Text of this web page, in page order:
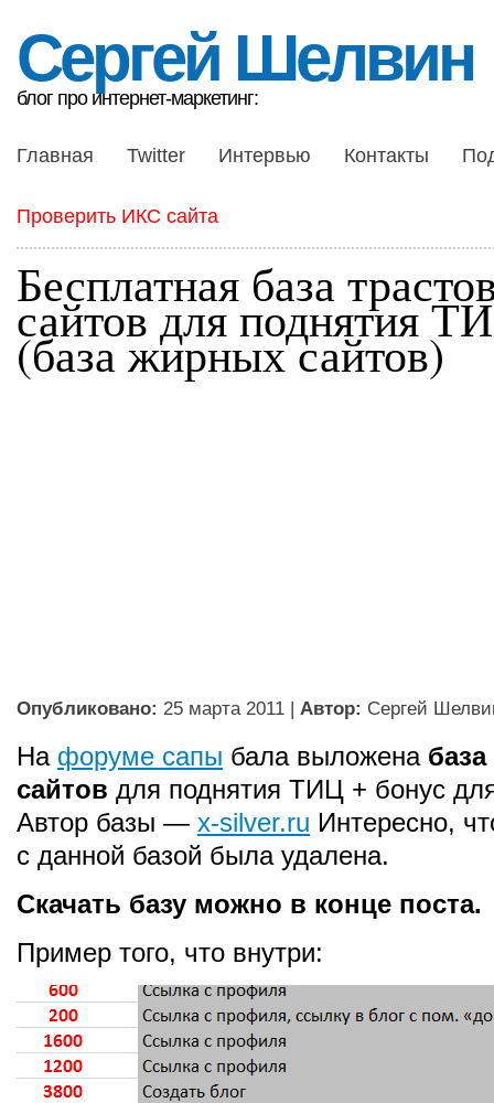
Сергей Шелвин
блог про интернет-маркетинг:
Главная Twitter Интервью Контакты
Проверить ИКС сайта
Бесплатная база
сайтов для поднятия
(база жирных сайтов)
Опубликовано: 25 марта 2011 | Автор: Сергей
На форуме сапы бала выложена
сайтов для поднятия ТИЦ + бонус
Автор базы — x-silver.ru Интересно,
с данной базой была удалена.
Скачать базу можно в конце поста.
Пример того, что внутри: